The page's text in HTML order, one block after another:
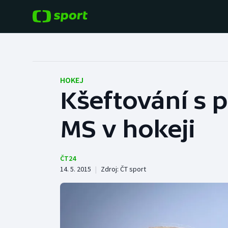
Hokej
Tenis
Cyklistika
Baseball a softbal
Basketbal
Boby a skeleton
HOKEJ
Kšeftování s
MS v hokeji
ČT24
14. 5. 2015 | Zdroj: ČT sport